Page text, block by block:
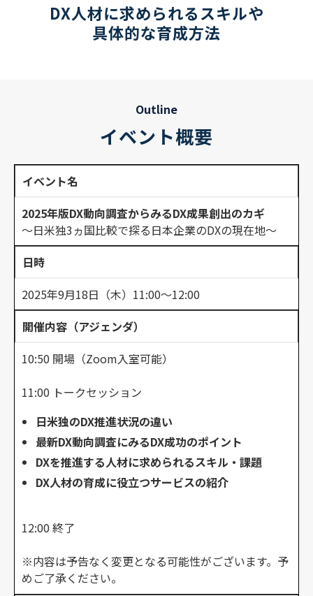
DX人材に求められるスキルや
具体的な育成方法
Outline
イベント概要
イベント名
2025年版DX動向調査からみるDX成果創出のカギ
～日米独3ヵ国比較で探る日本企業のDXの現在地～
日時
2025年9月18日（木）11:00～12:00
開催内容（アジェンダ）
10:50 開場（Zoom入室可能）
11:00 トークセッション
日米独のDX推進状況の違い
最新DX動向調査にみるDX成功のポイント
DXを推進する人材に求められるスキル・課題
DX人材の育成に役立つサービスの紹介
12:00 終了
※内容は予告なく変更となる可能性がございます。予
めご了承ください。